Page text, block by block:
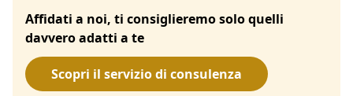
Affidati a noi, ti consiglieremo solo quelli
davvero adatti a te
Scopri il servizio di consulenza